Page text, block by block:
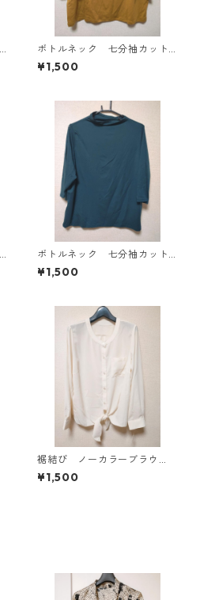
ボトルネック 七分袖カット
ソー ４Ｌ マスタード KA
E-4818
¥1,500
ボトルネック 七分袖カット
ソー ４Ｌ ティールグリー
ン KAE-4815
¥1,500
裾結び ノーカラーブラウ
ス ３Ｌ アイボリー KAE-
4813
¥1,500